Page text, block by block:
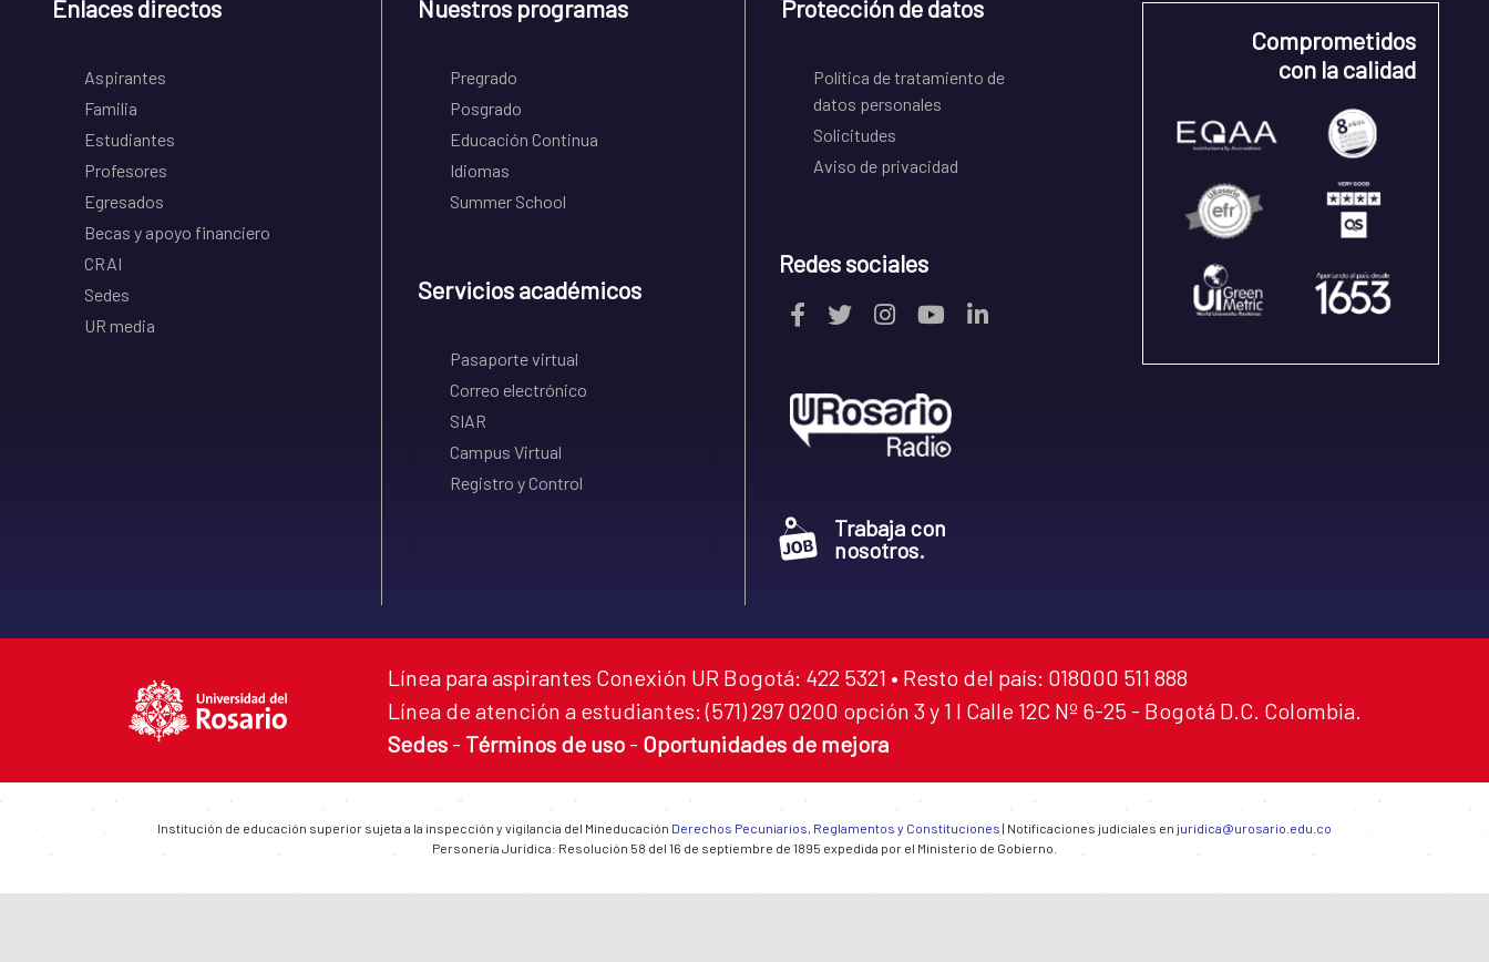
Enlaces directos
Aspirantes
Familia
Estudiantes
Profesores
Egresados
Becas y apoyo financiero
CRAI
Sedes
UR media
Nuestros programas
Pregrado
Posgrado
Educación Continua
Idiomas
Summer School
Servicios académicos
Pasaporte virtual
Correo electrónico
SIAR
Campus Virtual
Registro y Control
Protección de datos
Política de tratamiento de
datos personales
Solicitudes
Aviso de privacidad
Redes sociales
Trabaja con
nosotros.
Comprometidos
con la calidad
Línea para aspirantes Conexión UR Bogotá: 422 5321 • Resto del país: 018000 511 888
Línea de atención a estudiantes: (571) 297 0200 opción 3 y 1 I Calle 12C Nº 6-25 - Bogotá D.C. Colombia.
Sedes - Términos de uso - Oportunidades de mejora
Institución de educación superior sujeta a la inspección y vigilancia del Mineducación Derechos Pecuniarios, Reglamentos y Constituciones | Notificaciones judiciales en juridica@urosario.edu.co
Personería Jurídica: Resolución 58 del 16 de septiembre de 1895 expedida por el Ministerio de Gobierno.